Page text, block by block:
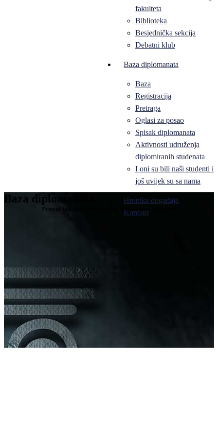
fakulteta
Biblioteka
Besjednička sekcija
Debatni klub
Baza diplomanata
Baza
Registracija
Pretraga
Oglasi za posao
Spisak diplomanata
Aktivnosti udruženja
diplomiranih studenata
I oni su bili naši studenti i
još uvijek su sa nama
Hronika događaja
Kontakt
Baza diplomanata
Pravni fakultet Univerziteta u Istočnom Sarajevu